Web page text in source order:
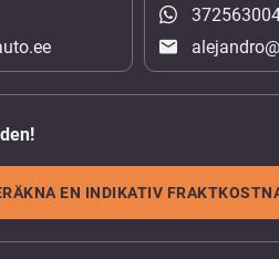
EN INDIKATIV